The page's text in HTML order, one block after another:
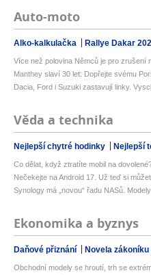
Auto-moto
Alko-kalkulačka Rallye Dakar
Více než polovina Němců je pro zrušení
Manthey slaví 30 let: Dopřejte svému
Dacia, Ford i Suzuki zastavují linky.
Věda a technika
Nejlepší chytré hodinky Nejlepší
Co dělat, když ztratíte mobil na
Nečekejte na Android 17. Už teď si
Synology má „novou“ řadu NASů.
Ekonomika a byznys
Daňové přiznání Novela zákoníku
Obchodní modely se hroutí, trh se